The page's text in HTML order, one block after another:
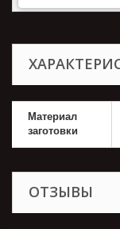
Материал
заготовки
ОТЗЫВЫ